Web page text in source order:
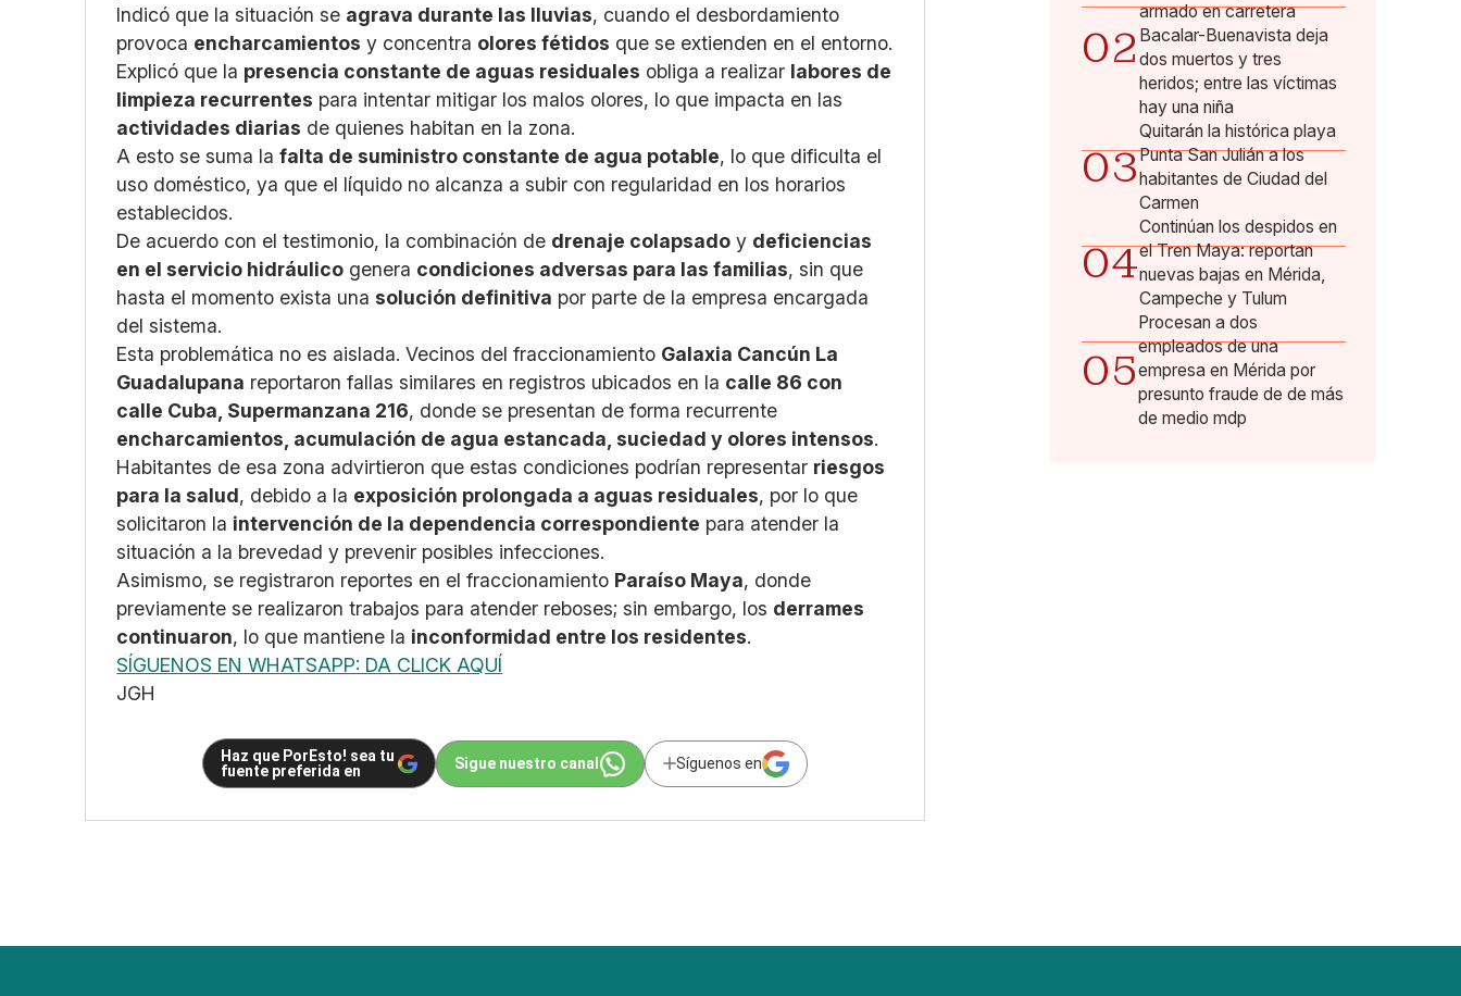
Indicó que la situación se agrava durante las lluvias, cuando el desbordamiento
provoca encharcamientos y concentra olores fétidos que se extienden en el entorno.
Explicó que la presencia constante de aguas residuales obliga a realizar labores de
limpieza recurrentes para intentar mitigar los malos olores, lo que impacta en las
actividades diarias de quienes habitan en la zona.
A esto se suma lafalta de suministro constante de agua potable, lo que dificulta el
uso doméstico, ya que el líquido no alcanza a subir con regularidad en los horarios
establecidos.
De acuerdo con el testimonio, la combinación de drenaje colapsado y deficiencias
en el servicio hidráulico genera condiciones adversas para las familias, sin que
hasta el momento exista una solución definitiva por parte de la empresa encargada
del sistema.
Esta problemática no es aislada. Vecinos del fraccionamiento Galaxia Cancún La
Guadalupana reportaron fallas similares en registros ubicados en la calle 86 con
calle Cuba, Supermanzana 216, donde se presentan de forma recurrente
encharcamientos, acumulación de agua estancada, suciedad y olores intensos.
Habitantes de esa zona advirtieron que estas condiciones podrían representar riesgos
para la salud, debido a la exposición prolongada a aguas residuales, por lo que
solicitaron la intervención de la dependencia correspondiente para atender la
situación a la brevedad y prevenir posibles infecciones.
Asimismo, se registraron reportes en el fraccionamiento Paraíso Maya, donde
previamente se realizaron trabajos para atender reboses; sin embargo, los derrames
continuaron, lo que mantiene la inconformidad entre los residentes.
SÍGUENOS EN WHATSAPP: DA CLICK AQUÍ
JGH
Haz que PorEsto! sea tu
fuente preferida en
Sigue nuestro canal Síguenos en
02
armado en carretera
Bacalar-Buenavista deja
dos muertos y tres
heridos; entre las víctimas
hay una niña
03
Quitarán la histórica playa
Punta San Julián a los
habitantes de Ciudad del
Carmen
04
Continúan los despidos en
el Tren Maya: reportan
nuevas bajas en Mérida,
Campeche y Tulum
05
Procesan a dos
empleados de una
empresa en Mérida por
presunto fraude de de más
de medio mdp